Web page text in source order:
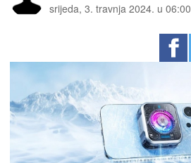
srijeda, 3. travnja 2024. u 06:00